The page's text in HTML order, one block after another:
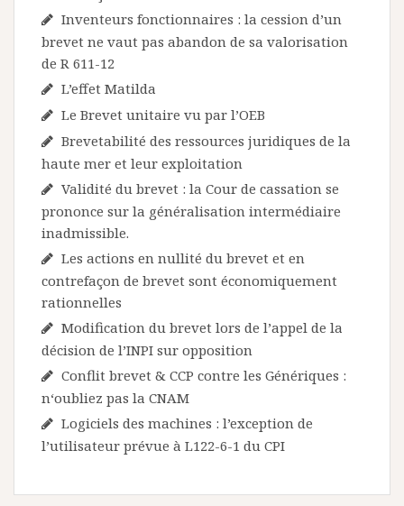
Inventeurs fonctionnaires : la cession d’un
brevet ne vaut pas abandon de sa valorisation
de R 611-12
L’effet Matilda
Le Brevet unitaire vu par l’OEB
Brevetabilité des ressources juridiques de la
haute mer et leur exploitation
Validité du brevet : la Cour de cassation se
prononce sur la généralisation intermédiaire
inadmissible.
Les actions en nullité du brevet et en
contrefaçon de brevet sont économiquement
rationnelles
Modification du brevet lors de l’appel de la
décision de l’INPI sur opposition
Conflit brevet & CCP contre les Génériques :
n‘oubliez pas la CNAM
Logiciels des machines : l’exception de
l’utilisateur prévue à L122-6-1 du CPI